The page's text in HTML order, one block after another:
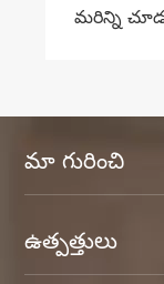
మరిన్ని
మా గురించి
ఉత్పత్తులు